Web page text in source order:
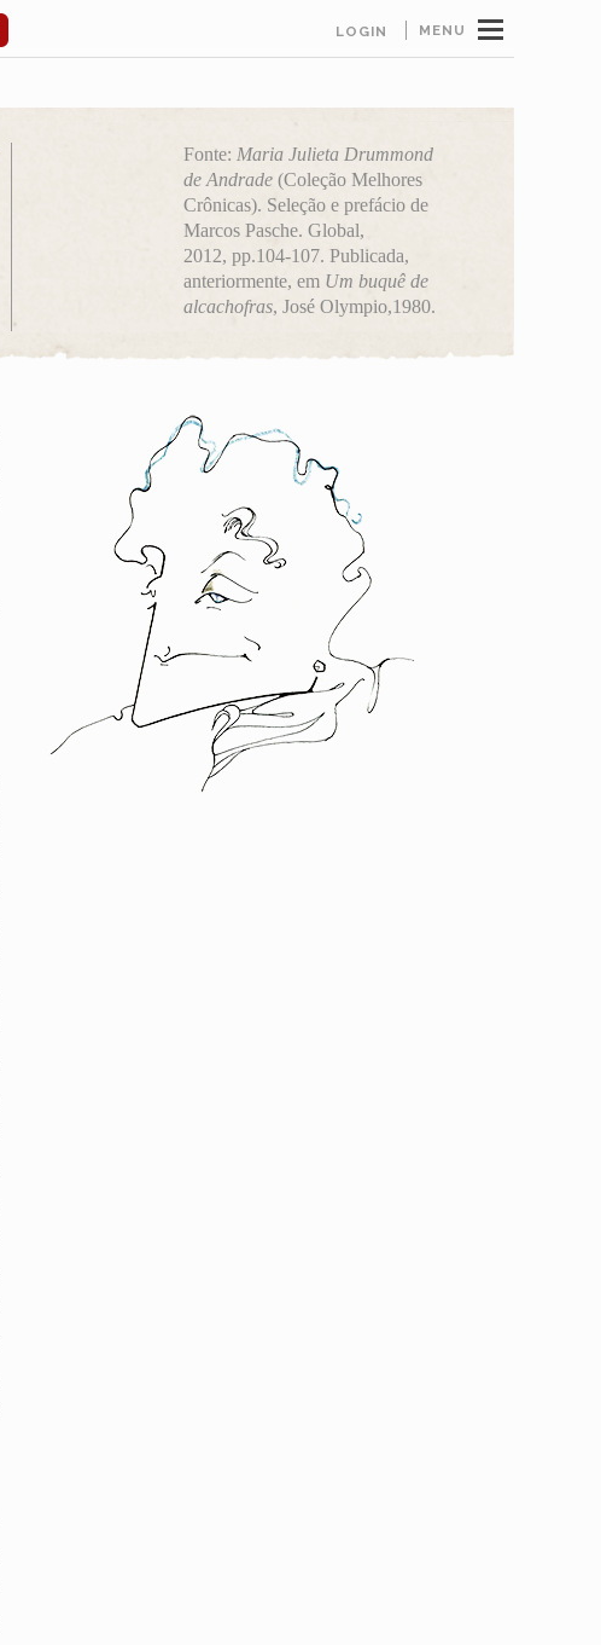
MENU
LOGIN
Fonte: Maria Julieta Drummond
de Andrade(Coleção Melhores
Crônicas). Seleção e prefácio de
Marcos Pasche. Global,
2012,pp.104-107. Publicada,
anteriormente, em Um buquê de
alcachofras, José Olympio,1980.